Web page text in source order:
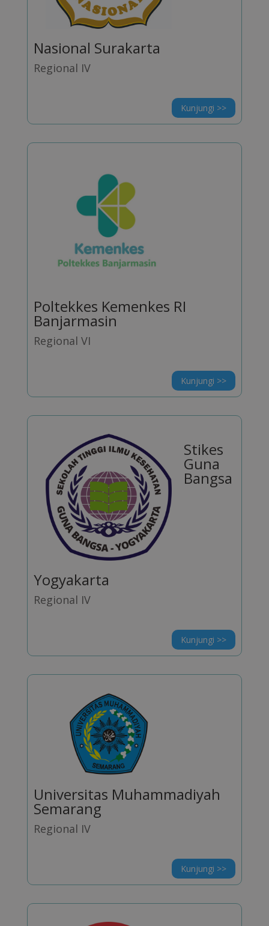
Nasional Surakarta
Regional IV
Kunjungi >>
Poltekkes Kemenkes RI
Banjarmasin
Regional VI
Kunjungi >>
Stikes
Guna
Bangsa
Yogyakarta
Regional IV
Kunjungi >>
Universitas Muhammadiyah
Semarang
Regional IV
Kunjungi >>